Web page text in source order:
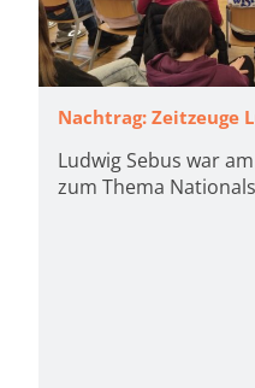
Nachtrag: Zeitzeuge
Ludwig Sebus war
zum Thema